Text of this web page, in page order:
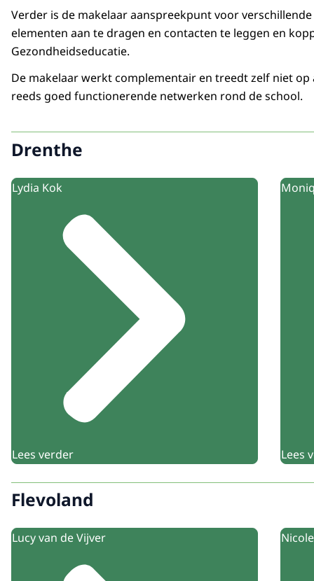
Verder is de makelaar aanspreekpunt voor
elementen aan te dragen en contacten te leggen en
Gezondheidseducatie.
De makelaar werkt complementair en treedt zelf niet
reeds goed functionerende netwerken rond de school.
Drenthe
Lydia Kok
Lees verder Lees
Flevoland
Lucy van de Vijver